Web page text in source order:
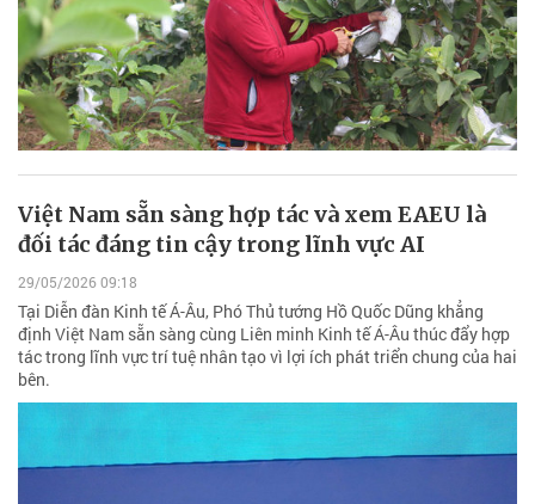
Việt Nam sẵn sàng hợp tác và xem EAEU là
đối tác đáng tin cậy trong lĩnh vực AI
29/05/2026 09:18
Tại Diễn đàn Kinh tế Á-Âu, Phó Thủ tướng Hồ Quốc Dũng khẳng
định Việt Nam sẵn sàng cùng Liên minh Kinh tế Á-Âu thúc đẩy hợp
tác trong lĩnh vực trí tuệ nhân tạo vì lợi ích phát triển chung của hai
bên.